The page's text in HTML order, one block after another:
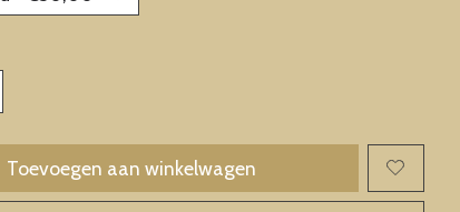
Toevoegen aan winkelwagen